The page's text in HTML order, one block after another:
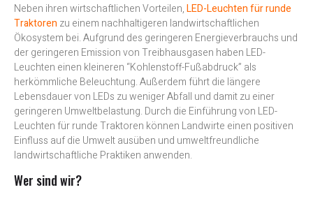
Neben ihren wirtschaftlichen Vorteilen,LED-Leuchten für runde
Traktoren zu einem nachhaltigeren landwirtschaftlichen
Ökosystem bei. Aufgrund des geringeren Energieverbrauchs und
der geringeren Emission von Treibhausgasen haben LED-
Leuchten einen kleineren “Kohlenstoff-Fußabdruck” als
herkömmliche Beleuchtung. Außerdem führt die längere
Lebensdauer von LEDs zu weniger Abfall und damit zu einer
geringeren Umweltbelastung. Durch die Einführung von LED-
Leuchten für runde Traktoren können Landwirte einen positiven
Einfluss auf die Umwelt ausüben und umweltfreundliche
landwirtschaftliche Praktiken anwenden.
Wer sind wir?